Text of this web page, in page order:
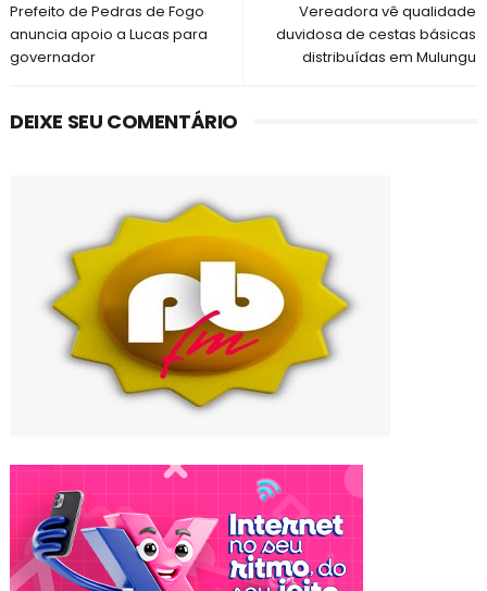
Vereadora vê qualidade
duvidosa de cestas básicas
distribuídas em Mulungu
Prefeito de Pedras de Fogo
anuncia apoio a Lucas para
governador
DEIXE SEU COMENTÁRIO